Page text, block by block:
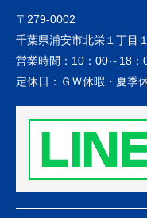
〒279-0002
千葉県浦安市北栄１丁目
営業時間： 10：00～18：
定休日： ＧＷ休暇・夏季